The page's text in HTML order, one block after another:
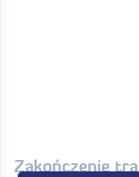
Zakończenie